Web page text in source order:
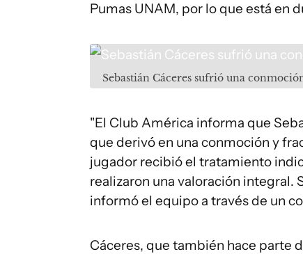
Pumas UNAM, por lo que está en
Sebastián Cáceres sufrió una
"El Club América informa que
que derivó en una conmoción y
jugador recibió el tratamiento
realizaron una valoración integral.
informó el equipo a través de un
Cáceres, que también hace parte